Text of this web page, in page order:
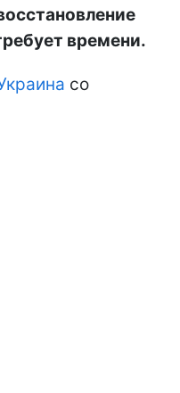
времени.
со